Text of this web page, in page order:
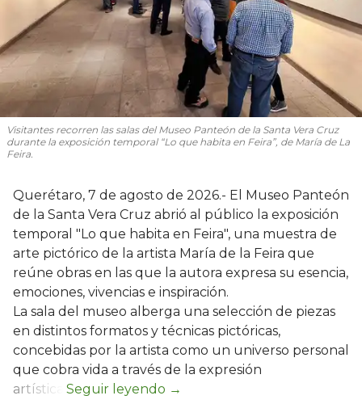
Visitantes recorren las salas del Museo Panteón de la Santa Vera Cruz
durante la exposición temporal “Lo que habita en Feira”, de María de La
Feira.
Querétaro, 7 de agosto de 2026.- El Museo Panteón
de la Santa Vera Cruz abrió al público la exposición
temporal "Lo que habita en Feira", una muestra de
arte pictórico de la artista María de la Feira que
reúne obras en las que la autora expresa su esencia,
emociones, vivencias e inspiración.
La sala del museo alberga una selección de piezas
en distintos formatos y técnicas pictóricas,
concebidas por la artista como un universo personal
que cobra vida a través de la expresión
artística.